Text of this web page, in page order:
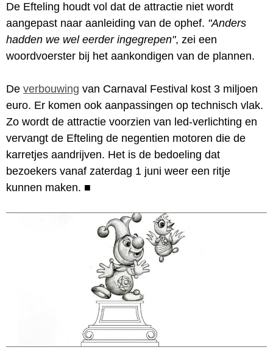
De Efteling houdt vol dat de attractie niet wordt
aangepast naar aanleiding van de ophef. "Anders
hadden we wel eerder ingegrepen", zei een
woordvoerster bij het aankondigen van de plannen.
De verbouwing van Carnaval Festival kost 3 miljoen
euro. Er komen ook aanpassingen op technisch vlak.
Zo wordt de attractie voorzien van led-verlichting en
vervangt de Efteling de negentien motoren die de
karretjes aandrijven. Het is de bedoeling dat
bezoekers vanaf zaterdag 1 juni weer een ritje
kunnen maken. ■